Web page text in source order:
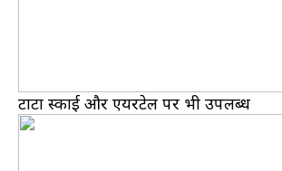
टाटा स्काई और एयरटेल पर भी उपलब्ध